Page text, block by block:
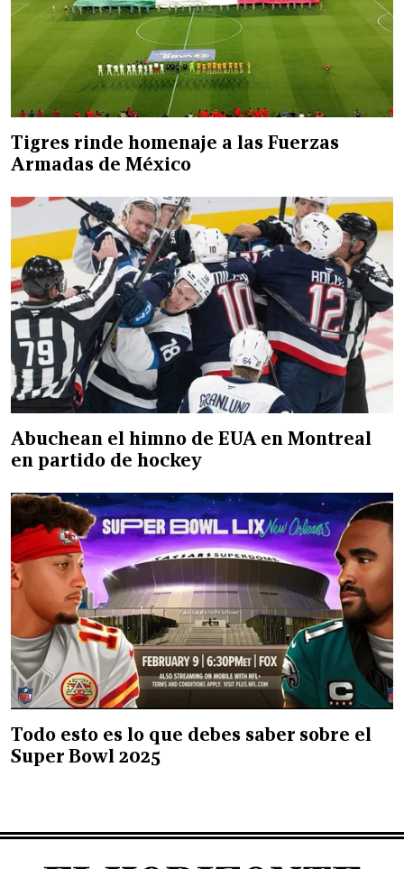
Tigres rinde homenaje a las Fuerzas
Armadas de México
Abuchean el himno de EUA en Montreal
en partido de hockey
Todo esto es lo que debes saber sobre el
Super Bowl 2025